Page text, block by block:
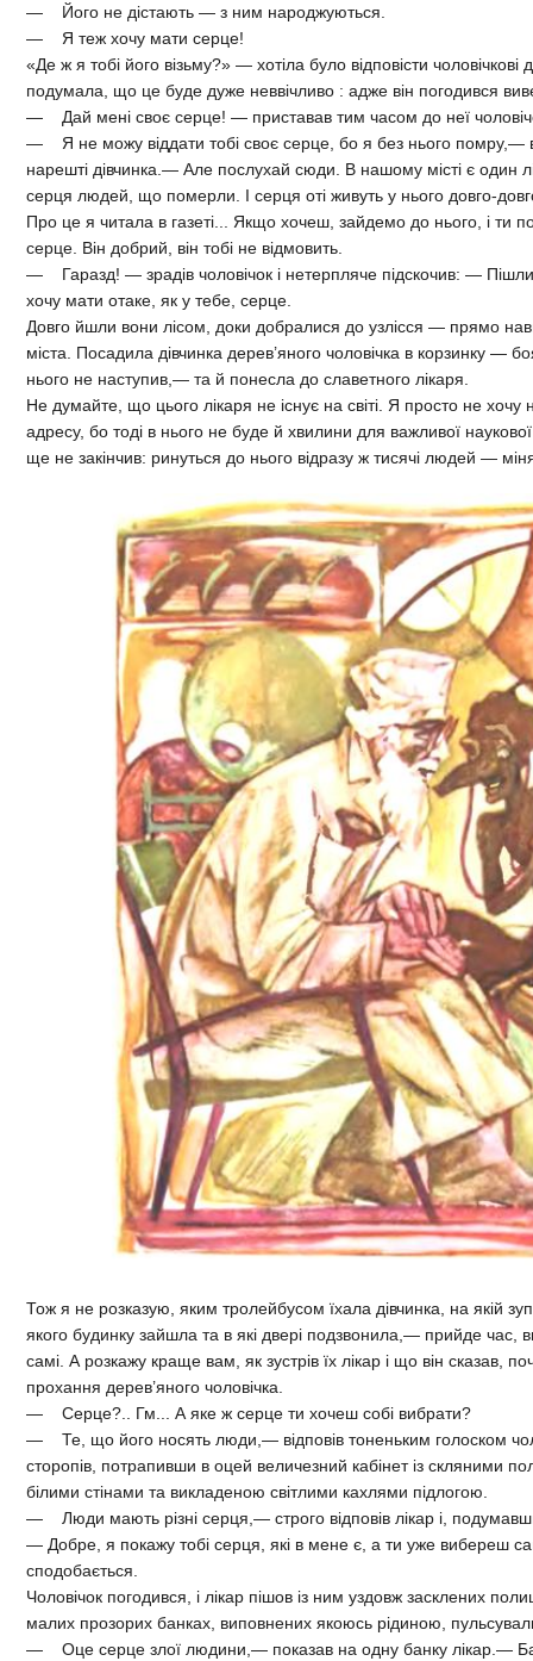
— Його не дістають — з ним народжуються.
— Я теж хочу мати серце!
«Де ж я тобі його візьму?» — хотіла було відповісти чоловічкові
подумала, що це буде дуже неввічливо : адже він погодився
— Дай мені своє серце! — приставав тим часом до неї
— Я не можу віддати тобі своє серце, бо я без нього помру,—
нарешті дівчинка.— Але послухай сюди. В нашому місті є один
серця людей, що померли. І серця оті живуть у нього довго-
Про це я читала в газеті... Якщо хочеш, зайдемо до нього, і ти
серце. Він добрий, він тобі не відмовить.
— Гаразд! — зрадів чоловічок і нетерпляче підскочив: —
хочу мати отаке, як у тебе, серце.
Довго йшли вони лісом, доки добралися до узлісся — прямо
міста. Посадила дівчинка дерев’яного чоловічка в корзинку —
нього не наступив,— та й понесла до славетного лікаря.
Не думайте, що цього лікаря не існує на світі. Я просто не хочу
адресу, бо тоді в нього не буде й хвилини для важливої наукової
ще не закінчив: ринуться до нього відразу ж тисячі людей —
Тож я не розказую, яким тролейбусом їхала дівчинка, на якій
якого будинку зайшла та в які двері подзвонила,— прийде час,
самі. А розкажу краще вам, як зустрів їх лікар і що він сказав,
прохання дерев’яного чоловічка.
— Серце?.. Гм... А яке ж серце ти хочеш собі вибрати?
— Те, що його носять люди,— відповів тоненьким голоском
сторопів, потрапивши в оцей величезний кабінет із скляними
білими стінами та викладеною світлими кахлями підлогою.
— Люди мають різні серця,— строго відповів лікар і,
— Добре, я покажу тобі серця, які в мене є, а ти уже вибереш
сподобається.
Чоловічок погодився, і лікар пішов із ним уздовж засклених
малих прозорих банках, виповнених якоюсь рідиною,
— Оце серце злої людини,— показав на одну банку лікар.—